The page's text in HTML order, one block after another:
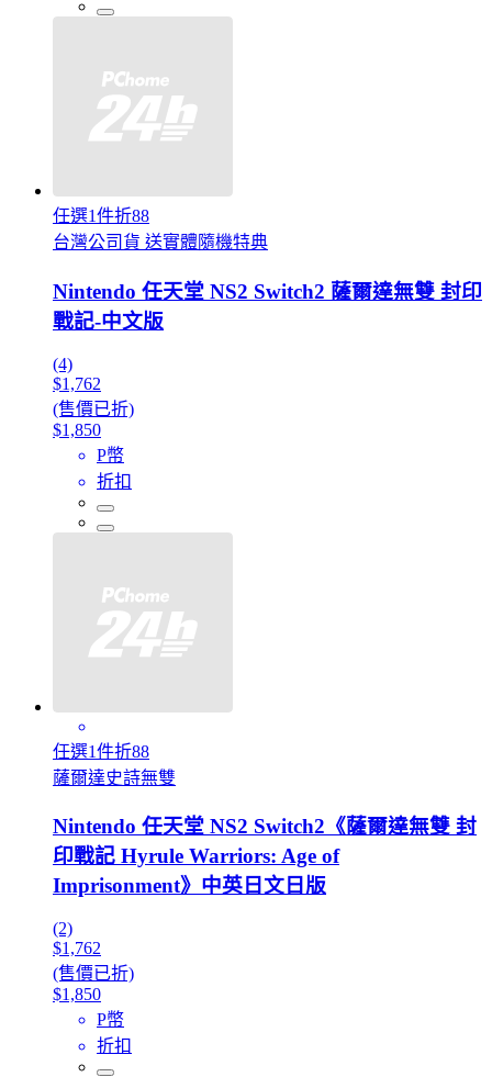
任選1件折88
台灣公司貨 送實體隨機特典
Nintendo 任天堂 NS2 Switch2 薩爾達無雙 封印
戰記-中文版
(4)
$1,762
(售價已折)
$1,850
P幣
折扣
任選1件折88
薩爾達史詩無雙
Nintendo 任天堂 NS2 Switch2《薩爾達無雙 封
印戰記 Hyrule Warriors: Age of
Imprisonment》中英日文日版
(2)
$1,762
(售價已折)
$1,850
P幣
折扣